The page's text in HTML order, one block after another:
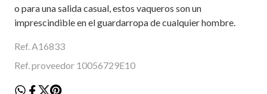
o para una salida casual, estos vaqueros son un
imprescindible en el guardarropa de cualquier hombre.
Ref. A16833
Ref. proveedor 10056729E10